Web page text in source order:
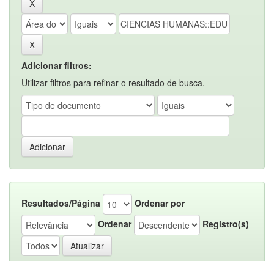
Adicionar filtros:
Utilizar filtros para refinar o resultado de busca.
Resultados/Página
Ordenar por
Ordenar
Registro(s)